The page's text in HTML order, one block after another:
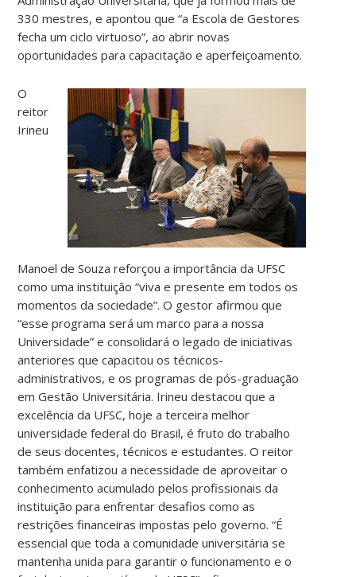
330 mestres, e apontou que “a Escola de Gestores
fecha um ciclo virtuoso”, ao abrir novas
oportunidades para capacitação e aperfeiçoamento.
O
reitor
Irineu
Manoel de Souza reforçou a importância da UFSC
como uma instituição “viva e presente em todos os
momentos da sociedade”. O gestor afirmou que
“esse programa será um marco para a nossa
Universidade” e consolidará o legado de iniciativas
anteriores que capacitou os técnicos-
administrativos, e os programas de pós-graduação
em Gestão Universitária. Irineu destacou que a
excelência da UFSC, hoje a terceira melhor
universidade federal do Brasil, é fruto do trabalho
de seus docentes, técnicos e estudantes. O reitor
também enfatizou a necessidade de aproveitar o
conhecimento acumulado pelos profissionais da
instituição para enfrentar desafios como as
restrições financeiras impostas pelo governo. “É
essencial que toda a comunidade universitária se
mantenha unida para garantir o funcionamento e o